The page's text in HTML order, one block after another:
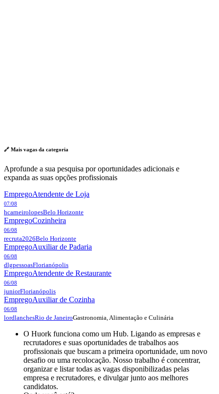
🔗 Mais vagas da categoria
Aprofunde a sua pesquisa por oportunidades adicionais e
expanda as suas opções profissionais
EmpregoAtendente de Loja
07/08
hcarneirolopesBelo Horizonte
EmpregoCozinheira
06/08
recruta2026Belo Horizonte
EmpregoAuxiliar de Padaria
06/08
dlgpessoasFlorianópolis
EmpregoAtendente de Restaurante
06/08
juniorFlorianópolis
EmpregoAuxiliar de Cozinha
06/08
lordlanchesRio de JaneiroGastronomia, Alimentação e Culinária
O Huork funciona como um Hub. Ligando as empresas e
recrutadores e suas oportunidades de trabalhos aos
profissionais que buscam a primeira oportunidade, um novo
desafio ou uma recolocação. Nosso trabalho é concentrar,
organizar e listar todas as vagas disponibilizadas pelas
empresa e recrutadores, e divulgar junto aos melhores
candidatos.